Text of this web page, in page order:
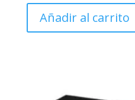
Añadir al carrito